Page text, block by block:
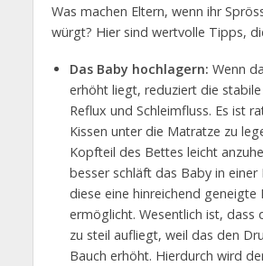
Was machen Eltern, wenn ihr
würgt? Hier sind wertvolle Tipps,
Das Baby hochlagern: Wenn
erhöht liegt, reduziert die
Reflux und Schleimfluss. Es ist
Kissen unter die Matratze zu
Kopfteil des Bettes leicht
besser schläft das Baby in einer
diese eine hinreichend geneigte
ermöglicht. Wesentlich ist, dass
zu steil aufliegt, weil das den
Bauch erhöht. Hierdurch wird